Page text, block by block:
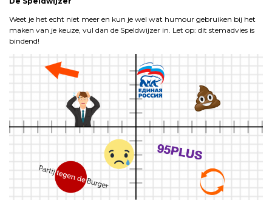
Weet je het echt niet meer en kun je wel wat humour gebruiken bij het
maken van je keuze, vul dan de Speldwijzer in. Let op: dit stemadvies is
bindend!